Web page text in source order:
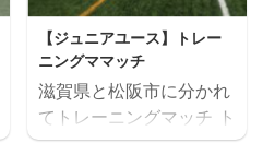
Mreform 時間割： 小学
１ー３年生 １６：３０－
１７：２０ 定員１２名程
度 最少催行人数６ ...
し！！ たくさんのご参加
お待ちしております。
【日時】７月２６日
（日）９：００（８：４
５開場）－１７：００
【ジュニアユース】トレー
ニングママッチ
滋賀県と松阪市に分かれ
てトレーニングマッチ ト
レーニングマッチ 三重サ